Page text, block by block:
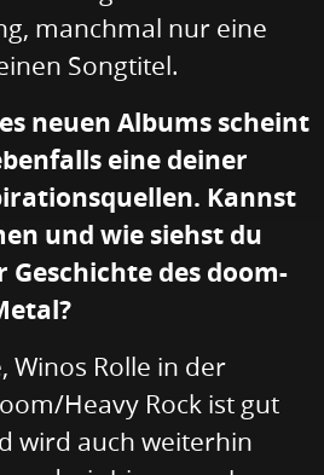
manchmal nur eine
Songtitel.
neuen Albums scheint
eine deiner
Kannst
und wie siehst du
Geschichte des doom-
Winos Rolle in der
Heavy Rock ist gut
wird auch weiterhin